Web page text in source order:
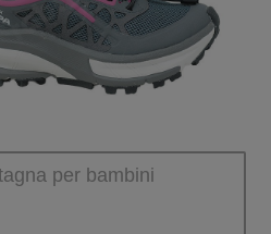
per bambini